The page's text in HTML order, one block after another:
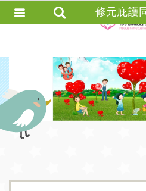
修元庇護
會員註
忘記密
訂單查